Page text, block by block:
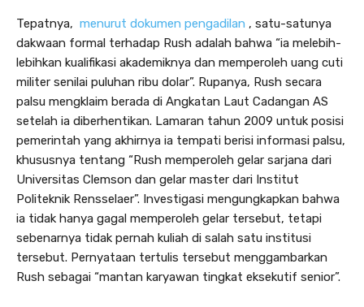
Tepatnya, menurut dokumen pengadilan , satu-satunya
dakwaan formal terhadap Rush adalah bahwa “ia melebih-
lebihkan kualifikasi akademiknya dan memperoleh uang cuti
militer senilai puluhan ribu dolar”. Rupanya, Rush secara
palsu mengklaim berada di Angkatan Laut Cadangan AS
setelah ia diberhentikan. Lamaran tahun 2009 untuk posisi
pemerintah yang akhirnya ia tempati berisi informasi palsu,
khususnya tentang “Rush memperoleh gelar sarjana dari
Universitas Clemson dan gelar master dari Institut
Politeknik Rensselaer”. Investigasi mengungkapkan bahwa
ia tidak hanya gagal memperoleh gelar tersebut, tetapi
sebenarnya tidak pernah kuliah di salah satu institusi
tersebut. Pernyataan tertulis tersebut menggambarkan
Rush sebagai “mantan karyawan tingkat eksekutif senior”.